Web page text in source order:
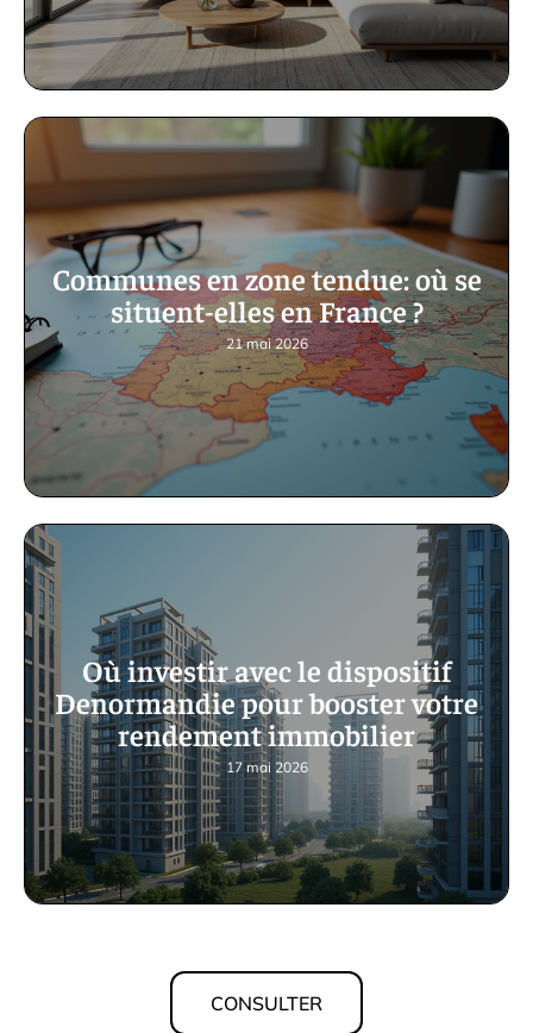
Communes en zone tendue: où se
situent-elles en France ?
21 mai 2026
Où investir avec le dispositif
Denormandie pour booster votre
rendement immobilier
17 mai 2026
CONSULTER